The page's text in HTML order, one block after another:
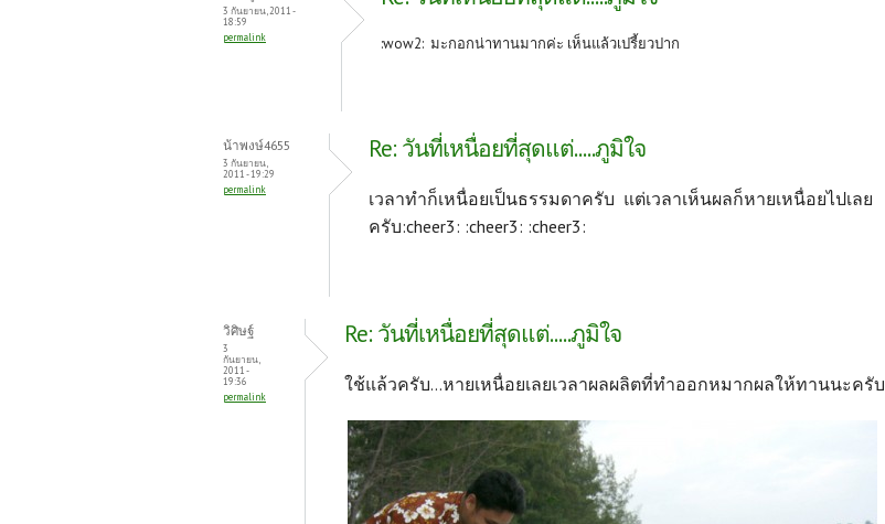
o
k
t
3 กันยายน, 2011 -
18:59
permalink
:wow2: มะกอกน่าทานมากค่ะ เห็นแล้วเปรี้ยวปาก
น้าพงษ์4655
3 กันยายน,
2011 - 19:29
permalink
Re: วันที่เหนื่อยที่สุดแต่.....ภูมิใจ
เวลาทำก็เหนื่อยเป็นธรรมดาครับ แต่เวลาเห็นผลก็หายเหนื่อยไปเลย
ครับ:cheer3: :cheer3: :cheer3:
วิศิษฐ์
3
กันยายน,
2011 -
19:36
permalink
Re: วันที่เหนื่อยที่สุดแต่.....ภูมิใจ
ใช้แล้วครับ...หายเหนื่อยเลยเวลาผลผลิตที่ทำออกหมากผลให้ทานนะครับ